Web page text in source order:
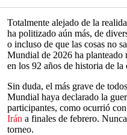
Totalmente alejado de la
ha politizado aún más, de
o incluso de que las cosas no
Mundial de 2026 ha planteado
en los 92 años de historia de la
Sin duda, el más grave de
Mundial haya declarado la
participantes, como ocurrió
Irán a finales de febrero.
torneo.